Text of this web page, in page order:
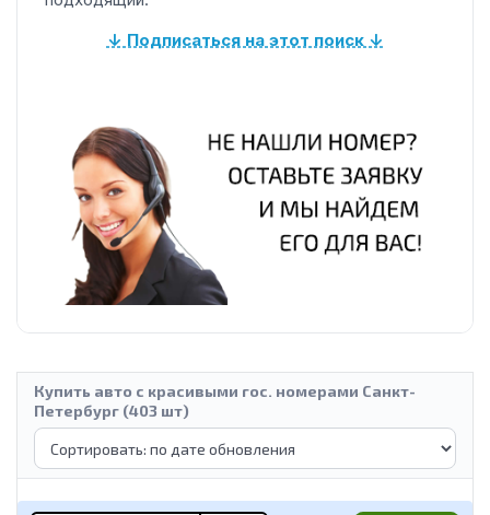
↓ Подписаться на этот поиск ↓
Купить авто с красивыми гос. номерами Санкт-
Петербург (403 шт)